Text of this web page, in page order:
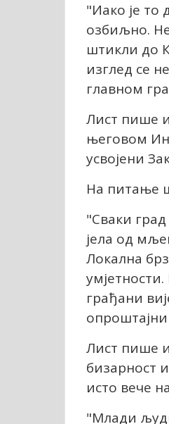
"Иако је то
озбиљно.
штикли до
изглед се
главном
Лист пише
његовом
усвојени
На питање
"Сваки
јела од
Локална
грађани
Лист пише
бизарност
исто вече
"Млади